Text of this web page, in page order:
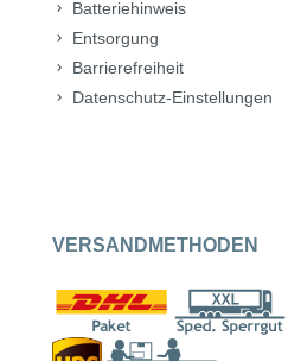
Batteriehinweis
Entsorgung
Barrierefreiheit
Datenschutz-Einstellungen
VERSANDMETHODEN